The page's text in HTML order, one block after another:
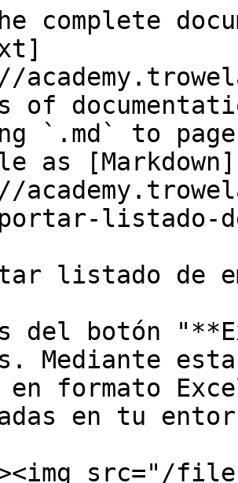
complete
of
`.md` to
as [Markdown]
listado-
listado de
del botón
Mediante
formato
en tu
src="/